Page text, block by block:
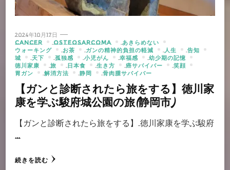
2024年10月17日
CANCER
OSTEOSARCOMA
あきらめない
ウォーキング
お茶 ガンの精神的負担の軽減 人生
告知
城
天下 孤独感 小児がん 幸福感
幼少期の記憶
徳川家康
旅 日本食 生き方 癌サバイバー
笑顔
胃ガン
解消方法 静岡 骨肉腫サバイバー
【ガンと診断されたら旅をする】徳川家
康を学ぶ駿府城公園の旅(静岡市)
【ガンと診断されたら旅をする】 徳川家康を学ぶ駿府
…
続きを読む